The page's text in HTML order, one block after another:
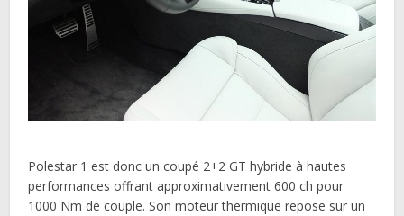
Polestar 1 est donc un coupé 2+2 GT hybride à hautes
performances offrant approximativement 600 ch pour
1000 Nm de couple. Son moteur thermique repose sur un